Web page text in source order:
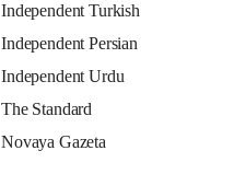
Independent Turkish
Independent Persian
Independent Urdu
The Standard
Novaya Gazeta